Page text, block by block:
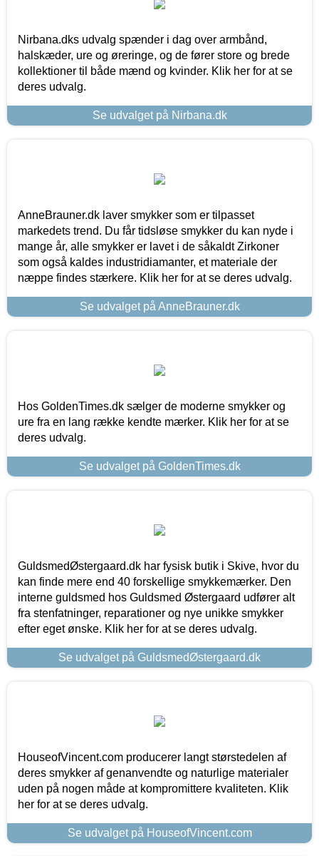
Nirbana.dks udvalg spænder i dag over armbånd,
halskæder, ure og øreringe, og de fører store og brede
kollektioner til både mænd og kvinder. Klik her for at se
deres udvalg.
Se udvalget på Nirbana.dk
AnneBrauner.dk laver smykker som er tilpasset
markedets trend. Du får tidsløse smykker du kan nyde i
mange år, alle smykker er lavet i de såkaldt Zirkoner
som også kaldes industridiamanter, et materiale der
næppe findes stærkere. Klik her for at se deres udvalg.
Se udvalget på AnneBrauner.dk
Hos GoldenTimes.dk sælger de moderne smykker og
ure fra en lang række kendte mærker. Klik her for at se
deres udvalg.
Se udvalget på GoldenTimes.dk
GuldsmedØstergaard.dk har fysisk butik i Skive, hvor du
kan finde mere end 40 forskellige smykkemærker. Den
interne guldsmed hos Guldsmed Østergaard udfører alt
fra stenfatninger, reparationer og nye unikke smykker
efter eget ønske. Klik her for at se deres udvalg.
Se udvalget på GuldsmedØstergaard.dk
HouseofVincent.com producerer langt størstedelen af
deres smykker af genanvendte og naturlige materialer
uden på nogen måde at kompromittere kvaliteten. Klik
her for at se deres udvalg.
Se udvalget på HouseofVincent.com